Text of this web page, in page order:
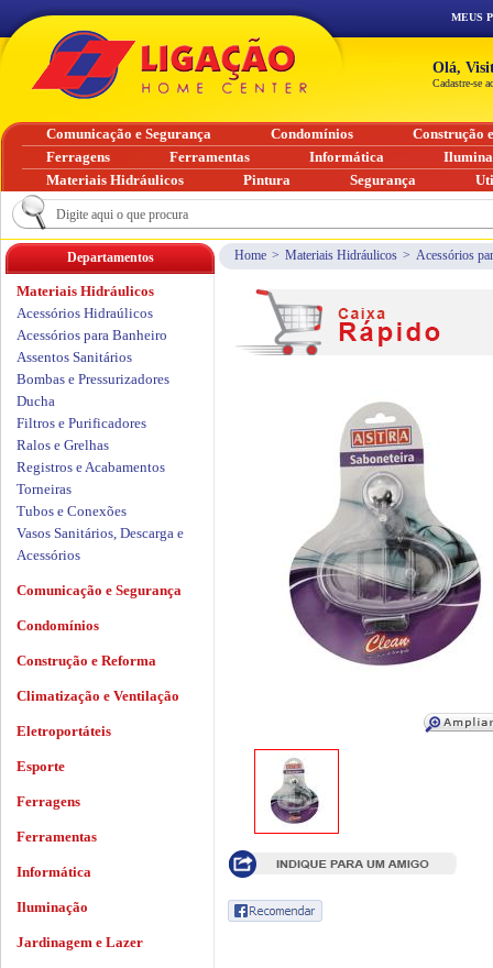
Home > Materiais Hidráulicos > Acessórios
Departamentos
Materiais Hidráulicos
Acessórios Hidraúlicos
Acessórios para Banheiro
Assentos Sanitários
Bombas e Pressurizadores
Ducha
Filtros e Purificadores
Ralos e Grelhas
Registros e Acabamentos
Torneiras
Tubos e Conexões
Vasos Sanitários, Descarga e
Acessórios
Comunicação e Segurança
Condomínios
Construção e Reforma
Climatização e Ventilação
Eletroportáteis
Esporte
Ferragens
Ferramentas
Informática
Iluminação
Jardinagem e Lazer
MEUS
Olá,
Cadastre-se
Comunicação e Segurança Condomínios
Construção
Ferragens
Ferramentas Informática
Materiais Hidráulicos
Pintura Segurança